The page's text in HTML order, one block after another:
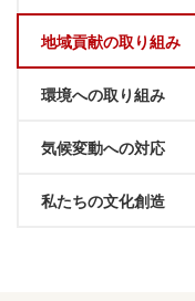
地域貢献の取り組み
環境への取り組み
気候変動への対応
私たちの文化創造